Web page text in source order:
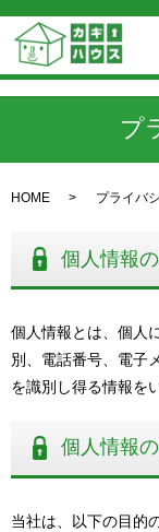
プ
HOME プライバ
個人情報
個人情報とは、個人
別、電話番号、電子
を識別し得る情報を
個人情報
当社は、以下の目的